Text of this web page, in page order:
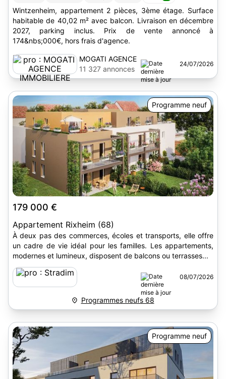
Wintzenheim, appartement 2 pièces, 3ème étage. Surface
habitable de 40,02 m² avec balcon. Livraison en décembre
2027, parking inclus. Prix de vente annoncé à
174&nbs;000€, hors frais d'agence.
MOGATI AGENCE
IMMOBILIERE
11 327 annonces
24/07/2026
Programme neuf
179 000 €
Appartement Rixheim (68)
À deux pas des commerces, écoles et transports, elle offre
un cadre de vie idéal pour les familles. Les appartements,
modernes et lumineux, disposent de balcons ou terrasses...
08/07/2026
Programmes neufs 68
Programme neuf